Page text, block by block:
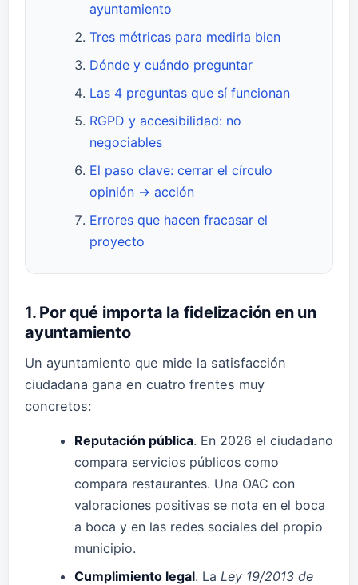
ayuntamiento
Tres métricas para medirla bien
Dónde y cuándo preguntar
Las 4 preguntas que sí funcionan
RGPD y accesibilidad: no
negociables
El paso clave: cerrar el círculo
opinión → acción
Errores que hacen fracasar el
proyecto
1. Por qué importa la fidelización en un
ayuntamiento
Un ayuntamiento que mide la satisfacción
ciudadana gana en cuatro frentes muy
concretos:
Reputación pública. En 2026 el ciudadano
compara servicios públicos como
compara restaurantes. Una OAC con
valoraciones positivas se nota en el boca
a boca y en las redes sociales del propio
municipio.
Cumplimiento legal. La Ley 19/2013 de